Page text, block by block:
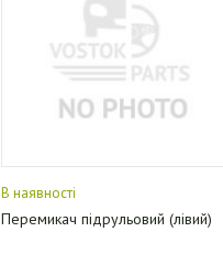
В наявності
Перемикач підрульовий (лівий)